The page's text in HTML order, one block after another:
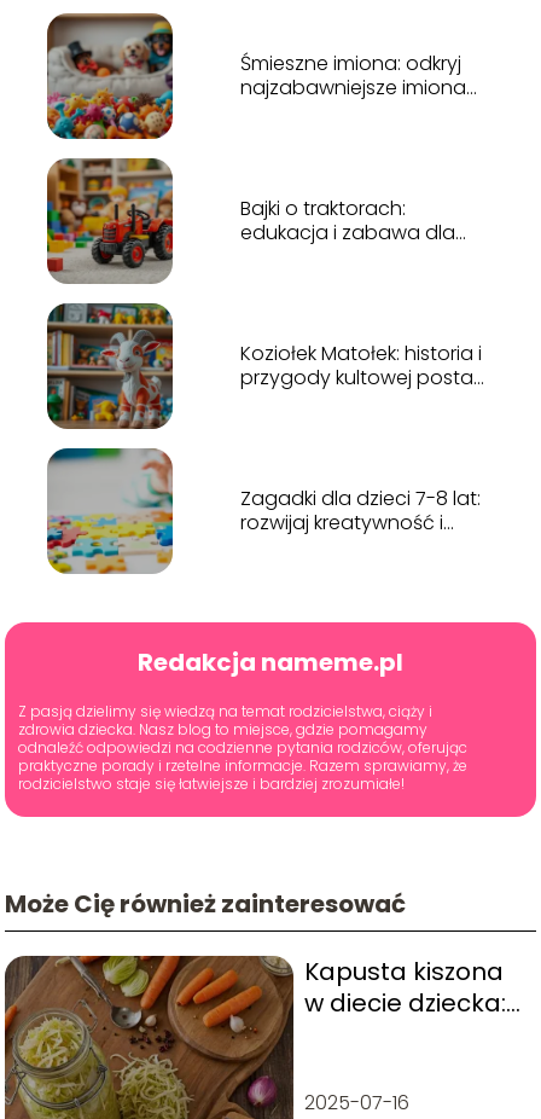
Śmieszne imiona: odkryj
najzabawniejsze imiona
Bajki o traktorach:
edukacja i zabawa dla
Koziołek Matołek: historia i
przygody kultowej postaci
Zagadki dla dzieci 7-8 lat:
rozwijaj kreatywność i
Redakcja nameme.pl
Z pasją dzielimy się wiedzą na temat rodzicielstwa, ciąży i
zdrowia dziecka. Nasz blog to miejsce, gdzie pomagamy
odnaleźć odpowiedzi na codzienne pytania rodziców, oferując
praktyczne porady i rzetelne informacje. Razem sprawiamy, że
rodzicielstwo staje się łatwiejsze i bardziej zrozumiałe!
Może Cię również zainteresować
Kapusta kiszona
w diecie dziecka:
2025-07-16